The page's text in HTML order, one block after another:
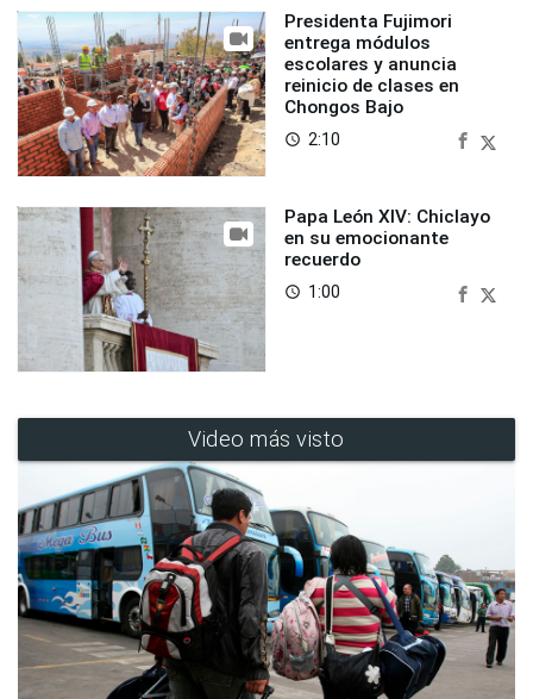
Presidenta Fujimori
entrega módulos
escolares y anuncia
reinicio de clases en
Chongos Bajo
access_time 2:10
Papa León XIV: Chiclayo
en su emocionante
recuerdo
access_time 1:00
Video más visto